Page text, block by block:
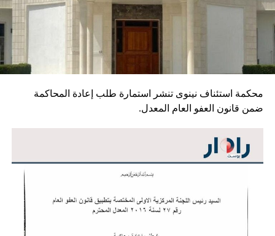
محكمة استئناف نينوى تنشر استمارة طلب إعادة المحاكمة
ضمن قانون العفو العام المعدل.